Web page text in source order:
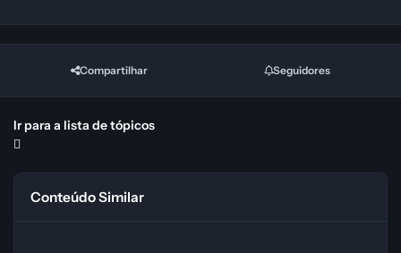
Compartilhar Seguidores
Ir para a lista de tópicos
Conteúdo Similar